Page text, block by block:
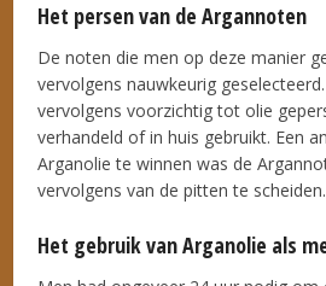
Het persen van de Argannoten
De noten die men op deze manier
vervolgens nauwkeurig
vervolgens voorzichtig tot olie
verhandeld of in huis gebruikt. Een
Arganolie te winnen was de
vervolgens van de pitten te scheiden.
Het gebruik van Arganolie als